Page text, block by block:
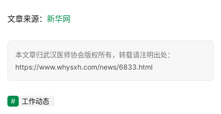
健
普
知
公
文章来源： 新华网
本文章归武汉医师协会版权所有，转载请注明出处：
https://www.whysxh.com/news/6833.html
工作动态